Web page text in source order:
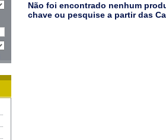
Não foi encontrado nenhum
chave ou pesquise a partir das